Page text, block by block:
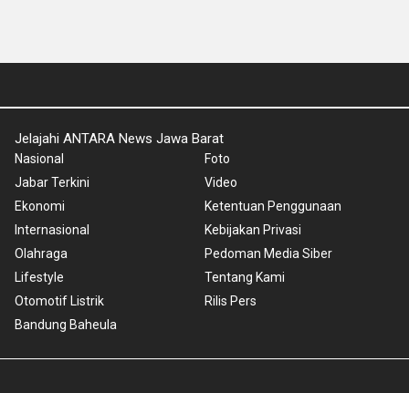
Jelajahi ANTARA News Jawa Barat
Nasional
Jabar Terkini
Ekonomi
Internasional
Olahraga
Lifestyle
Otomotif Listrik
Bandung Baheula
Foto
Video
Ketentuan Penggunaan
Kebijakan Privasi
Pedoman Media Siber
Tentang Kami
Rilis Pers